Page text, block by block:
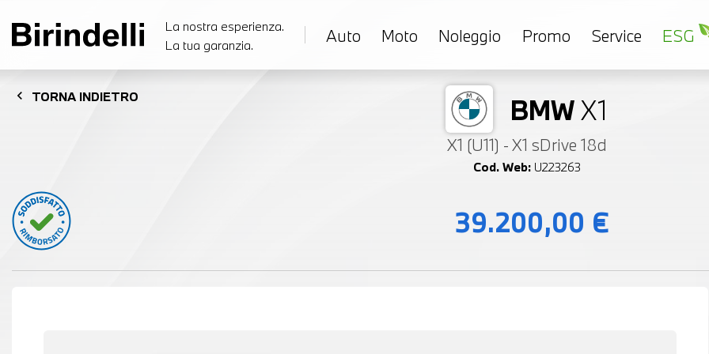
La nostra esperienza.
La tua garanzia.
Auto Moto Noleggio Promo Service ESG
chevron_left TORNA INDIETRO BMWX1
X1 (U11) - X1 sDrive 18d
Cod. Web: U223263
39.200,00 €